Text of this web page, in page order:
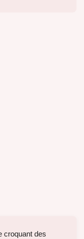
croquant des